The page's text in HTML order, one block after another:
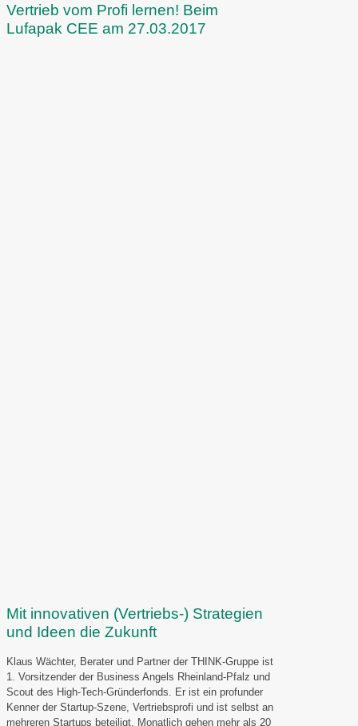
Vertrieb vom Profi lernen! Beim
Lufapak CEE am 27.03.2017
Mit innovativen (Vertriebs-) Strategien
und Ideen die Zukunft
Klaus Wächter, Berater und Partner der THINK-Gruppe ist
1. Vorsitzender der Business Angels Rheinland-Pfalz und
Scout des High-Tech-Gründerfonds. Er ist ein profunder
Kenner der Startup-Szene, Vertriebsprofi und ist selbst an
mehreren Startups beteiligt. Monatlich gehen mehr als 20